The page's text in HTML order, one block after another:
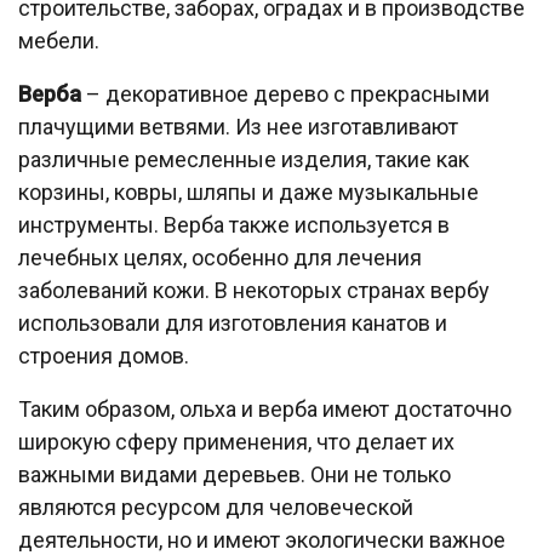
строительстве, заборах, оградах и в производстве
мебели.
Верба– декоративное дерево с прекрасными
плачущими ветвями. Из нее изготавливают
различные ремесленные изделия, такие как
корзины, ковры, шляпы и даже музыкальные
инструменты. Верба также используется в
лечебных целях, особенно для лечения
заболеваний кожи. В некоторых странах вербу
использовали для изготовления канатов и
строения домов.
Таким образом, ольха и верба имеют достаточно
широкую сферу применения, что делает их
важными видами деревьев. Они не только
являются ресурсом для человеческой
деятельности, но и имеют экологически важное